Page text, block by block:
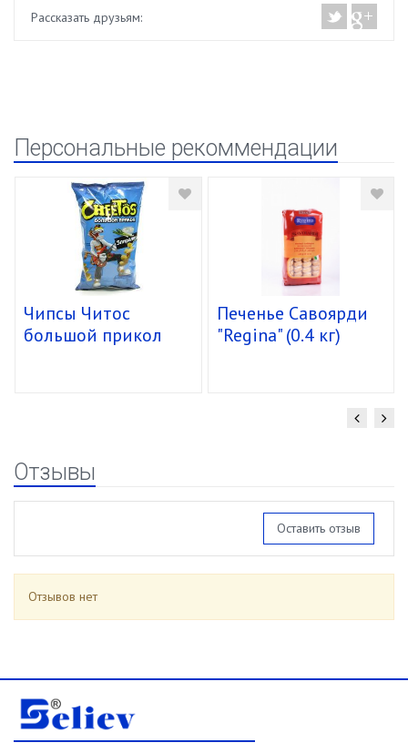
Рассказать друзьям:
Персональные рекоммендации
Чипсы Читос
большой прикол
Печенье Савоярди
"Regina" (0.4 кг)
Отзывы
Оставить отзыв
Отзывов нет